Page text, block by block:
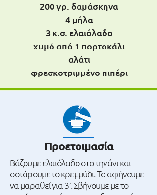
200 γρ. δαμάσκηνα
4 μήλα
3 κ.σ. ελαιόλαδο
χυμό από 1 πορτοκάλι
αλάτι
φρεσκοτριμμένο πιπέρι
Προετοιμασία
Βάζουμε ελαιόλαδο στο τηγάνι και
σοτάρουμε το κρεμμύδι. Το αφήνουμε
να μαραθεί για 3′. Σβήνουμε με το